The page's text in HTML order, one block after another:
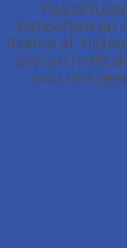
Pascal
behoeften en
daarop af. Hij
snel en heeft
voor ons